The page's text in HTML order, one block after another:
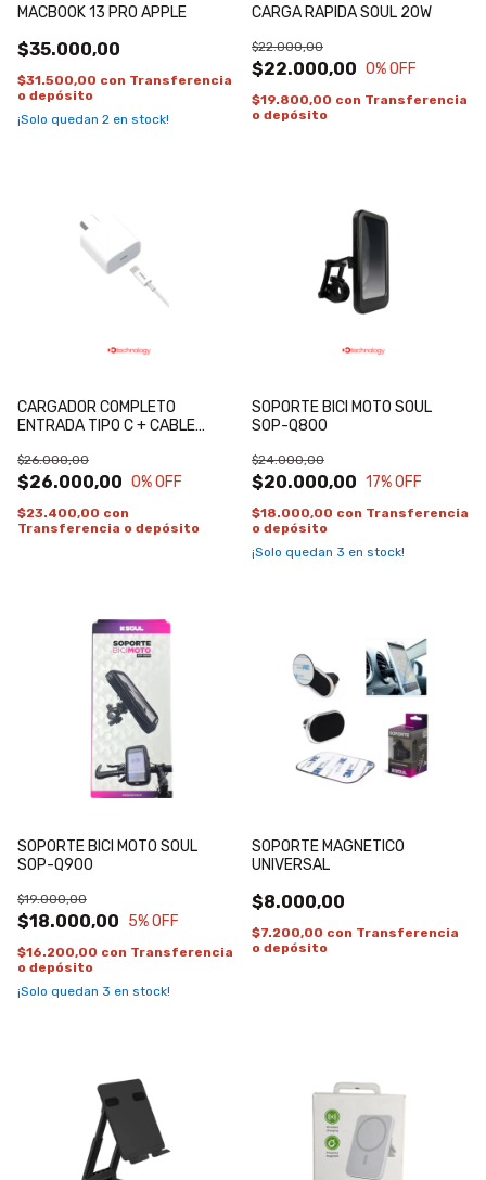
MACBOOK 13 PRO APPLE
$35.000,00
$31.500,00 con Transferencia
o depósito
¡Solo quedan 2 en stock!
CARGA RAPIDA SOUL 20W
$22.000,00
$22.000,00
0% OFF
$19.800,00 con Transferencia
o depósito
CARGADOR COMPLETO
ENTRADA TIPO C + CABLE
$26.000,00
$26.000,00
0% OFF
$23.400,00 con
Transferencia o depósito
SOPORTE BICI MOTO SOUL
SOP-Q800
$20.000,00
$24.000,00
17% OFF
$18.000,00 con Transferencia
o depósito
¡Solo quedan 3 en stock!
SOPORTE BICI MOTO SOUL
SOP-Q900
$18.000,00
$19.000,00
5% OFF
$16.200,00 con Transferencia
o depósito
¡Solo quedan 3 en stock!
SOPORTE MAGNETICO
UNIVERSAL
$8.000,00
$7.200,00 con Transferencia
o depósito